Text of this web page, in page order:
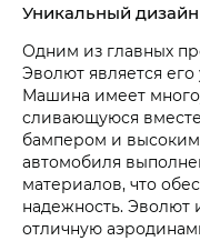
Уникальный
Одним из главных
Эволют является
Машина имеет
сливающуюся
бампером и
автомобиля
материалов, что
надежность. Эволют
отличную